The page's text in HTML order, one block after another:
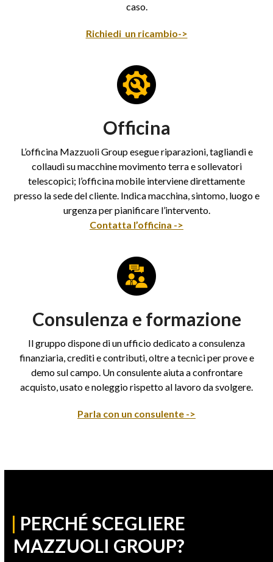
caso.
Richiedi un ricambio->
Officina
L’officina Mazzuoli Group esegue riparazioni, tagliandi e
collaudi su macchine movimento terra e sollevatori
telescopici; l’officina mobile interviene direttamente
presso la sede del cliente. Indica macchina, sintomo, luogo e
urgenza per pianificare l’intervento.
Contatta l’officina ->
Consulenza e formazione
Il gruppo dispone di un ufficio dedicato a consulenza
finanziaria, crediti e contributi, oltre a tecnici per prove e
demo sul campo. Un consulente aiuta a confrontare
acquisto, usato e noleggio rispetto al lavoro da svolgere.
Parla con un consulente ->
| PERCHÉ SCEGLIERE
MAZZUOLI GROUP?